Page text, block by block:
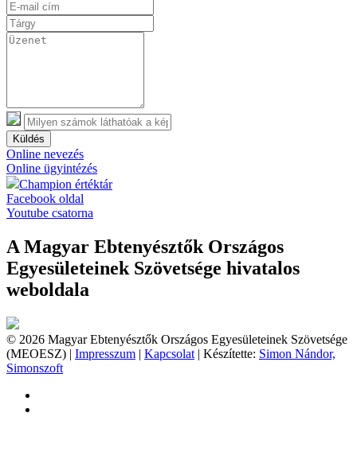
Küldés
Online nevezés
Online ügyintézés
Champion értéktár
Facebook oldal
Youtube csatorna
A Magyar Ebtenyésztők Országos
Egyesületeinek Szövetsége hivatalos
weboldala
© 2026 Magyar Ebtenyésztők Országos Egyesületeinek Szövetsége
(MEOESZ) | Impresszum | Kapcsolat | Készítette: Simon Nándor,
Simonszoft